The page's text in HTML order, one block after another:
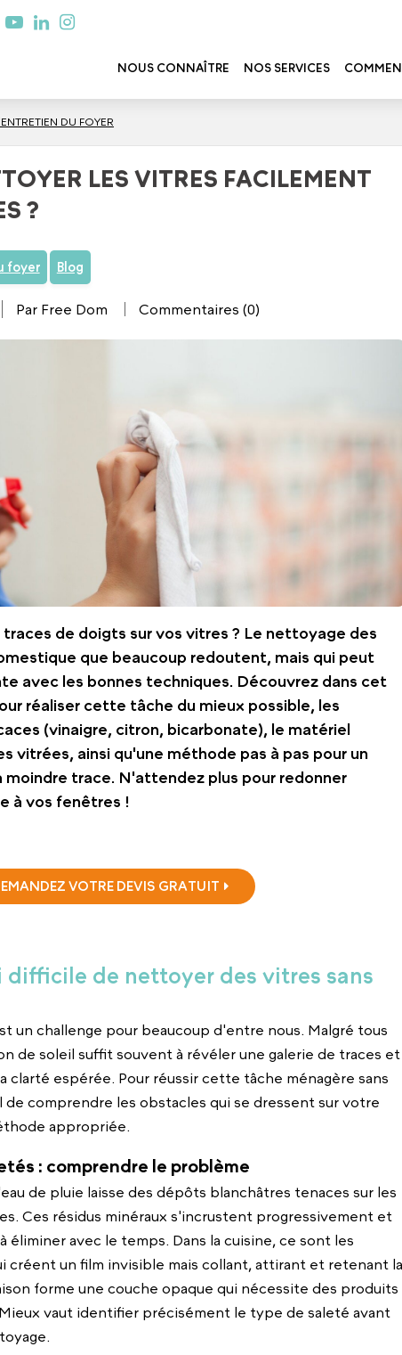
NOUS CONNAÎTRE NOS SERVICES
DU FOYER
LES VITRES FACILEMENT
?
foyer Blog
Par Free Dom Commentaires (0)
traces de doigts sur vos vitres ? Le nettoyage des
que beaucoup redoutent, mais qui peut
avec les bonnes techniques. Découvrez dans cet
réaliser cette tâche du mieux possible, les
(vinaigre, citron, bicarbonate), le matériel
vitrées, ainsi qu'une méthode pas à pas pour un
trace. N'attendez plus pour redonner
à vos fenêtres !
VOTRE DEVIS GRATUIT
de nettoyer des vitres sans
un challenge pour beaucoup d'entre nous. Malgré tous
de soleil suffit souvent à révéler une galerie de traces et
clarté espérée. Pour réussir cette tâche ménagère sans
comprendre les obstacles qui se dressent sur votre
appropriée.
: comprendre le problème
de pluie laisse des dépôts blanchâtres tenaces sur les
Ces résidus minéraux s'incrustent progressivement et
avec le temps. Dans la cuisine, ce sont les
créent un film invisible mais collant, attirant et retenant la
forme une couche opaque qui nécessite des produits
vaut identifier précisément le type de saleté avant